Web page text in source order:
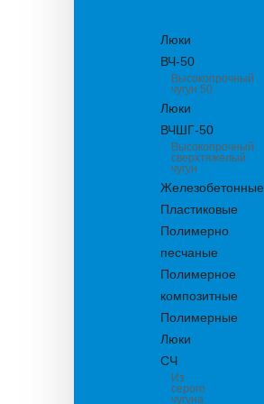
Люки
ВЧ-50
Высокопрочный
чугун 50
Люки
ВЧШГ-50
Высокопрочный
сверхтяжелый
чугун
Железобетонные
Пластиковые
Полимерно
песчаные
Полимерное
композитные
Полимерные
Люки
СЧ
Из
серого
чугуна